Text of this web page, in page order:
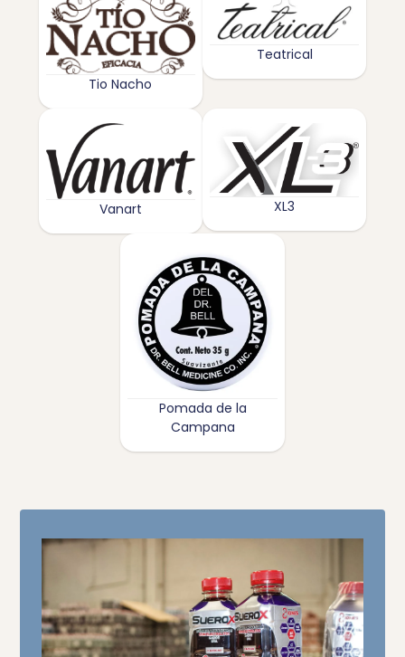
Tio Nacho
Teatrical
Vanart XL3
Pomada de la
Campana